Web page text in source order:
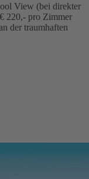
View (bei direkter
220,- pro Zimmer
der traumhaften